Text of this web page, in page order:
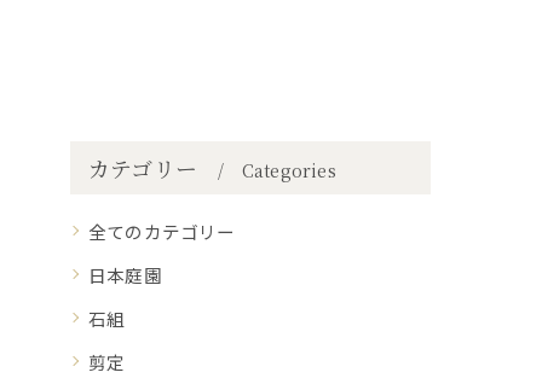
カテゴリー Categories
全てのカテゴリー
日本庭園
石組
剪定